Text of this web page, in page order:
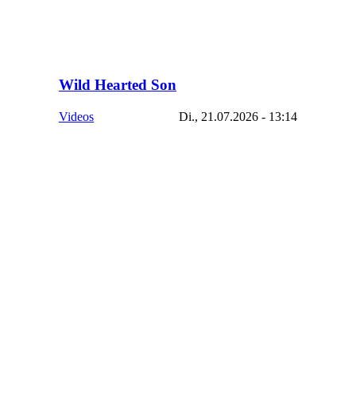
Wild Hearted Son
Videos Di., 21.07.2026 - 13:14